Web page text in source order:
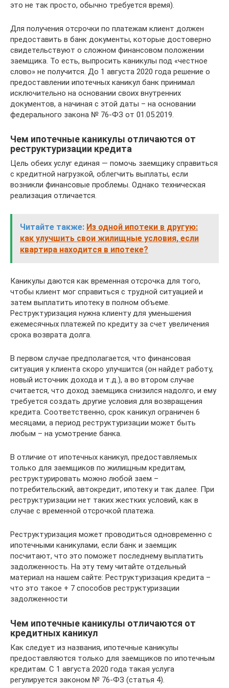
это не так просто, обычно требуется время).
Для получения отсрочки по платежам клиент должен
предоставить в банк документы, которые достоверно
свидетельствуют о сложном финансовом положении
заемщика. То есть, выпросить каникулы под «честное
слово» не получится. До 1 августа 2020 года решение о
предоставлении ипотечных каникул банк принимал
исключительно на основании своих внутренних
документов, а начиная с этой даты – на основании
федерального закона № 76-ФЗ от 01.05.2019.
Чем ипотечные каникулы отличаются от
реструктуризации кредита
Цель обеих услуг единая — помочь заемщику справиться
с кредитной нагрузкой, облегчить выплаты, если
возникли финансовые проблемы. Однако техническая
реализация отличается.
Читайте также: Из одной ипотеки в другую:
как улучшить свои жилищные условия, если
квартира находится в ипотеке?
Каникулы даются как временная отсрочка для того,
чтобы клиент мог справиться с трудной ситуацией и
затем выплатить ипотеку в полном объеме.
Реструктуризация нужна клиенту для уменьшения
ежемесячных платежей по кредиту за счет увеличения
срока возврата долга.
В первом случае предполагается, что финансовая
ситуация у клиента скоро улучшится (он найдет работу,
новый источник дохода и т.д.), а во втором случае
считается, что доход заемщика снизился надолго, и ему
требуется создать другие условия для возвращения
кредита. Соответственно, срок каникул ограничен 6
месяцами, а период реструктуризации может быть
любым – на усмотрение банка.
В отличие от ипотечных каникул, предоставляемых
только для заемщиков по жилищным кредитам,
реструктурировать можно любой заем –
потребительский, автокредит, ипотеку и так далее. При
реструктуризации нет таких жестких условий, как в
случае с временной отсрочкой платежа.
Реструктуризация может проводиться одновременно с
ипотечными каникулами, если банк и заемщик
посчитают, что это поможет последнему выплатить
задолженность. На эту тему читайте отдельный
материал на нашем сайте: Реструктуризация кредита –
что это такое + 7 способов реструктуризации
задолженности
Чем ипотечные каникулы отличаются от
кредитных каникул
Как следует из названия, ипотечные каникулы
предоставляются только для заемщиков по ипотечным
кредитам. С 1 августа 2020 года такая услуга
регулируется законом № 76-ФЗ (статья 4).